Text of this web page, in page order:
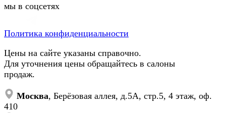
мы в соцсетях
Политика конфиденциальности
Цены на сайте указаны справочно.
Для уточнения цены обращайтесь в салоны
продаж.
Москва, Берёзовая аллея, д.5А, стр.5, 4 этаж, оф.
410